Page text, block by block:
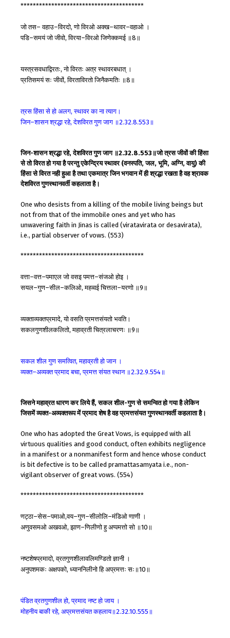
****************************************
जोतस–वहाउ–विरदो,णोविरओअक्ख–थावर–वहाओ ।
पडि–समयंजोजीवो,विरया–विरओजिणेक्कमई ॥8 ॥
यस्त्रसवधाद्विरतः,नोविरतः अत्रस्थावरबधात् ।
प्रतिसमयंसः जीवों,विरताविरतोजिनैकमतिः ॥8 ॥
त्रसहिंसासेहोअलग,स्थावरकानात्याग।
जिन–शासनश्रद्धारहे,देशविरतगुणजाग ॥2.32.8.553 ॥
जिन-शासन श्रद्धा रहे, देशविरत गुण जाग ॥2.32.8.553॥जो त्रस जीवों की हिंसा
से तो विरत हो गया है परन्तु एकेन्द्रिय स्थावर (वनस्पति, जल, भूमि, अग्नि, वायु) की
हिंसा से विरत नही हुआ है तथा एकमात्र जिन भगवान में ही श्रद्धा रखता है वह श्रावक
देशविरत गुणस्थानवर्ती कहलाता है।
One who desists from a killing of the mobile living beings but
not from that of the immobile ones and yet who has
unwavering faith in Jinas is called (viratavirata or desavirata),
i.e., partial observer of vows. (553)
****************************************
वत्ता–वत्त–पमाएलजोवसइपमत्त–संजओहोइ ।
सयल–गुण–सील–कलिओ,महव्वईचित्तला–यरणो ॥9 ॥
व्यक्ताव्यक्तप्रमादे,योवसतिप्रमत्तसंयतोभवति।
सकलगुणशीलकलितो,महाव्रतीचित्रलाचरणः ॥9 ॥
सकलशीलगुणसमत्वित,महाव्रतीहोजान ।
व्यक्त–अव्यक्तप्रमादबचा,प्रमत्तसंयतस्थान ॥2.32.9.554 ॥
जिसने महाव्रत धारण कर लिये हैं, सकल शील-गुण से समन्वित हो गया है लेकिन
जिसमें व्यक्त-अव्यक्तरूप में प्रमाद शेष है वह प्रमत्तसंयत गुणस्थानवर्ती कहलाता है।
One who has adopted the Great Vows, is equipped with all
virtuous qualities and good conduct, often exhibits negligence
in a manifest or a nonmanifest form and hence whose conduct
is bit defective is to be called pramattasamyata i.e., non-
vigilant observer of great vows. (554)
****************************************
णट्ठा–सेस–पमाओ,वय–गुण–सीलोलि–मंडिओणाणी ।
अणुवसमओअखवओ,झाण–णिलीणोहुअप्पमत्तोसो ॥10 ॥
नष्टशेषप्रमादो,व्रतगुणशीलावलिमण्डितोज्ञानी ।
अनुपशमकः अक्षपको, ध्याननिलीनोहिअप्रमत्तः सः॥10 ॥
पंडितव्रतगुणशीलहो,प्रमादनष्टहोजाय ।
मोहनीयबाकीरहे, अप्रमत्तसंयतकहलाय॥2.32.10.555 ॥